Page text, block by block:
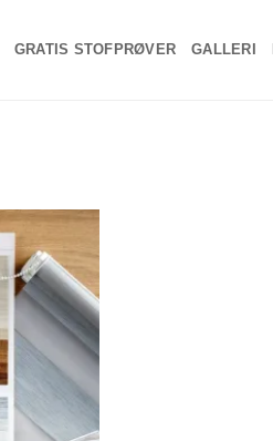
GRATIS STOFPRØVER GALLERI
Add to
wishlist